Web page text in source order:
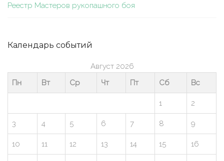
Реестр Мастеров рукопашного боя
Календарь событий
Август 2026
Пн
Вт Ср Чт Пт Сб Вс
1 2
3 4 5 6 7 8 9
10 11 12 13 14 15 16